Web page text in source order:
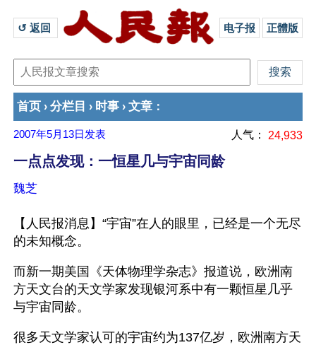
↺ 返回 电子报 正體版
首页 › 分栏目 › 时事 › 文章 ：
2007年5月13日 发表 人气： 24,933
一点点发现：一恒星几与宇宙同龄
魏芝
【人民报消息】“宇宙”在人的眼里，已经是一个无尽
的未知概念。
而新一期美国《天体物理学杂志》报道说，欧洲南
方天文台的天文学家发现银河系中有一颗恒星几乎
与宇宙同龄。
很多天文学家认可的宇宙约为137亿岁，欧洲南方天